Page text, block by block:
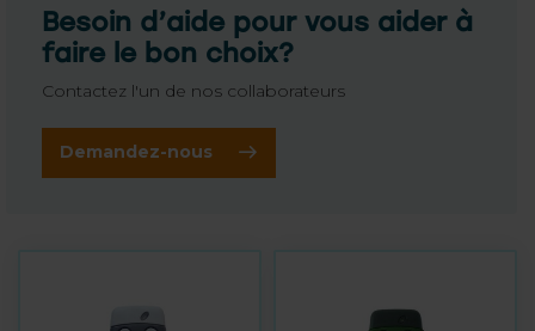
Besoin d’aide pour vous aider à
faire le bon choix?
Contactez l'un de nos collaborateurs
Demandez-nous